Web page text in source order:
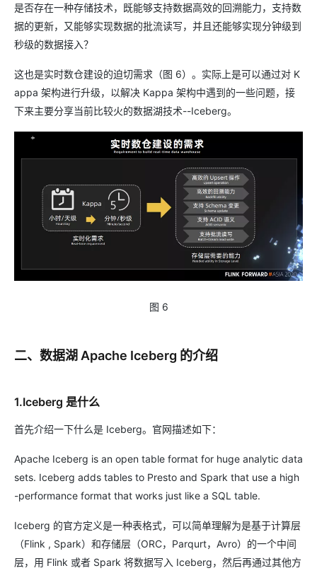
是否存在一种存储技术，既能够支持数据高效的回溯能力，支持数
据的更新，又能够实现数据的批流读写，并且还能够实现分钟级到
秒级的数据接入？
这也是实时数仓建设的迫切需求（图 6）。实际上是可以通过对 K
appa 架构进行升级，以解决 Kappa 架构中遇到的一些问题，接
下来主要分享当前比较火的数据湖技术--Iceberg。
图 6
二、数据湖 Apache Iceberg 的介绍
1.Iceberg 是什么
首先介绍一下什么是 Iceberg。官网描述如下：
Apache Iceberg is an open table format for huge analytic data
sets. Iceberg adds tables to Presto and Spark that use a high
-performance format that works just like a SQL table.
Iceberg 的官方定义是一种表格式，可以简单理解为是基于计算层
（Flink , Spark）和存储层（ORC，Parqurt，Avro）的一个中间
层，用 Flink 或者 Spark 将数据写入 Iceberg，然后再通过其他方